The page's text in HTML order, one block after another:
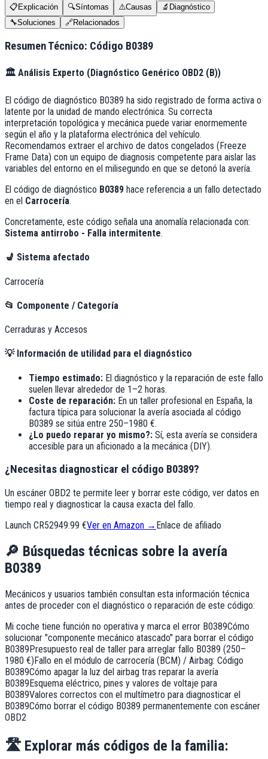
📋 Explicación 🔍Síntomas ⚠️Causas 🔬 Diagnóstico
🔧Soluciones 🔗Relacionados
Resumen Técnico: Código B0389
🏛️ Análisis Experto (Diagnóstico Genérico OBD2 (B))
El código de diagnóstico B0389 ha sido registrado de forma activa o
latente por la unidad de mando electrónica. Su correcta
interpretación topológica y mecánica puede variar enormemente
según el año y la plataforma electrónica del vehículo.
Recomendamos extraer el archivo de datos congelados (Freeze
Frame Data) con un equipo de diagnosis competente para aislar las
variables del entorno en el milisegundo en que se detonó la avería.
El código de diagnóstico B0389 hace referencia a un fallo detectado
en el Carrocería.
Concretamente, este código señala una anomalía relacionada con:
Sistema antirrobo - Falla intermitente.
💺 Sistema afectado
Carrocería
📂 Componente / Categoría
Cerraduras y Accesos
💡Información de utilidad para el diagnóstico
Tiempo estimado: El diagnóstico y la reparación de este fallo
suelen llevar alrededor de 1–2 horas.
Coste de reparación: En un taller profesional en España, la
factura típica para solucionar la avería asociada al código
B0389 se sitúa entre 250–1980 €.
¿Lo puedo reparar yo mismo?: Sí, esta avería se considera
accesible para un aficionado a la mecánica (DIY).
¿Necesitas diagnosticar el código B0389?
Un escáner OBD2 te permite leer y borrar este código, ver datos en
tiempo real y diagnosticar la causa exacta del fallo.
Launch CR52949.99 €Ver en Amazon → Enlace de afiliado
🔎 Búsquedas técnicas sobre la avería
B0389
Mecánicos y usuarios también consultan esta información técnica
antes de proceder con el diagnóstico o reparación de este código:
Mi coche tiene función no operativa y marca el error B0389Cómo
solucionar "componente mecánico atascado" para borrar el código
B0389Presupuesto real de taller para arreglar fallo B0389 (250–
1980 €)Fallo en el módulo de carrocería (BCM) / Airbag: Código
B0389Cómo apagar la luz del airbag tras reparar la avería
B0389Esquema eléctrico, pines y valores de voltaje para
B0389Valores correctos con el multímetro para diagnosticar el
B0389Cómo borrar el código B0389 permanentemente con escáner
OBD2
🛣️ Explorar más códigos de la familia: